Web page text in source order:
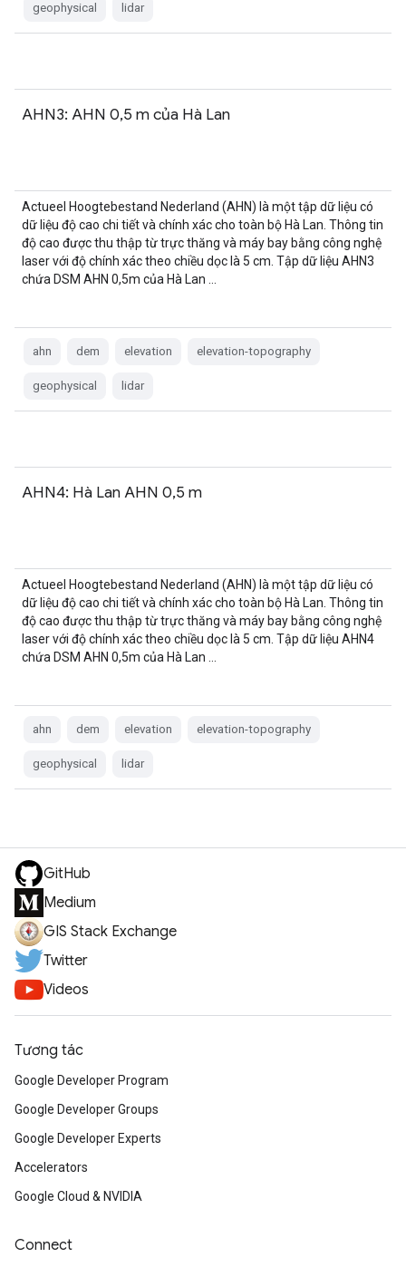
geophysical lidar
AHN3: AHN 0,5 m của Hà Lan
Actueel Hoogtebestand Nederland (AHN) là một tập dữ liệu có
dữ liệu độ cao chi tiết và chính xác cho toàn bộ Hà Lan. Thông tin
độ cao được thu thập từ trực thăng và máy bay bằng công nghệ
laser với độ chính xác theo chiều dọc là 5 cm. Tập dữ liệu AHN3
chứa DSM AHN 0,5m của Hà Lan …
ahn dem elevation elevation-topography
geophysical lidar
AHN4: Hà Lan AHN 0,5 m
Actueel Hoogtebestand Nederland (AHN) là một tập dữ liệu có
dữ liệu độ cao chi tiết và chính xác cho toàn bộ Hà Lan. Thông tin
độ cao được thu thập từ trực thăng và máy bay bằng công nghệ
laser với độ chính xác theo chiều dọc là 5 cm. Tập dữ liệu AHN4
chứa DSM AHN 0,5m của Hà Lan …
ahn dem elevation elevation-topography
geophysical lidar
GitHub
Medium
GIS Stack Exchange
Twitter
Videos
Tương tác
Google Developer Program
Google Developer Groups
Google Developer Experts
Accelerators
Google Cloud & NVIDIA
Connect